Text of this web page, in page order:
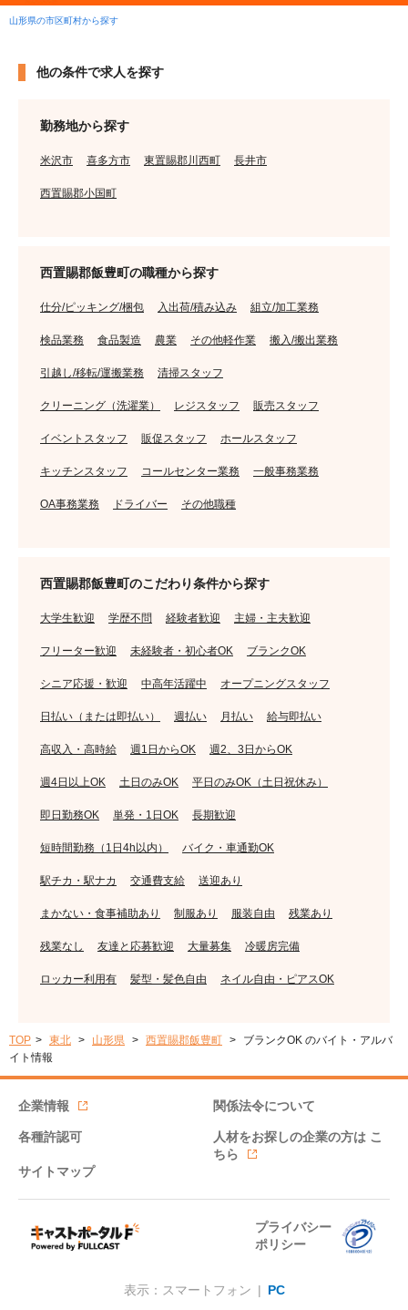
山形県の市区町村から探す
他の条件で求人を探す
勤務地から探す
米沢市 喜多方市 東置賜郡川西町 長井市
西置賜郡小国町
西置賜郡飯豊町の職種から探す
仕分/ピッキング/梱包 入出荷/積み込み 組立/加工業務
検品業務 食品製造 農業 その他軽作業 搬入/搬出業務
引越し/移転/運搬業務 清掃スタッフ
クリーニング（洗濯業） レジスタッフ 販売スタッフ
イベントスタッフ 販促スタッフ ホールスタッフ
キッチンスタッフ コールセンター業務 一般事務業務
OA事務業務 ドライバー その他職種
西置賜郡飯豊町のこだわり条件から探す
大学生歓迎 学歴不問 経験者歓迎 主婦・主夫歓迎
フリーター歓迎 未経験者・初心者OK ブランクOK
シニア応援・歓迎 中高年活躍中 オープニングスタッフ
日払い（または即払い） 週払い 月払い 給与即払い
高収入・高時給 週1日からOK 週2、3日からOK
週4日以上OK 土日のみOK 平日のみOK（土日祝休み）
即日勤務OK 単発・1日OK 長期歓迎
短時間勤務（1日4h以内） バイク・車通勤OK
駅チカ・駅ナカ 交通費支給 送迎あり
まかない・食事補助あり 制服あり 服装自由 残業あり
残業なし 友達と応募歓迎 大量募集 冷暖房完備
ロッカー利用有 髪型・髪色自由 ネイル自由・ピアスOK
TOP 東北 山形県 西置賜郡飯豊町
ブランクOK のバイト・アルバ
イト情報
企業情報 関係法令について
各種許認可 人材をお探しの企業の方は こ
ちら
サイトマップ
プライバシー
ポリシー
表示：スマートフォン | PC